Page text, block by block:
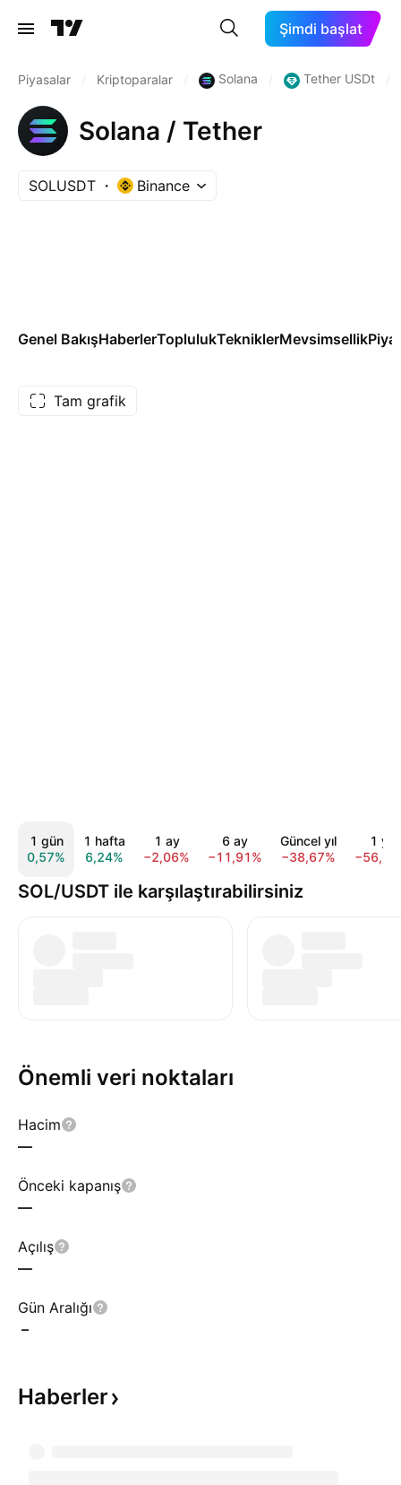
Şimdi başlat
Piyasalar Kriptoparalar Solana Tether USDt
Solana / Tether
SOLUSDT Binance
Genel BakışHaberlerToplulukTekniklerMevsimsellik
Tam grafik
1 gün
0,57%
1 hafta
6,24%
1 ay
−2,06%
6 ay
−11,91%
Güncel yıl
−38,67%
1 yıl
SOL/USDT ile karşılaştırabilirsiniz
Önemli veri noktaları
Hacim
—
Önceki kapanış
—
Açılış
—
Gün Aralığı
–
Haberler